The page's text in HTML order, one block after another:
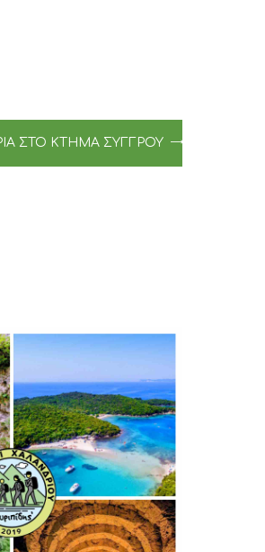
ΣΤΟ ΚΤΉΜΑ ΣΥΓΓΡΟΎ